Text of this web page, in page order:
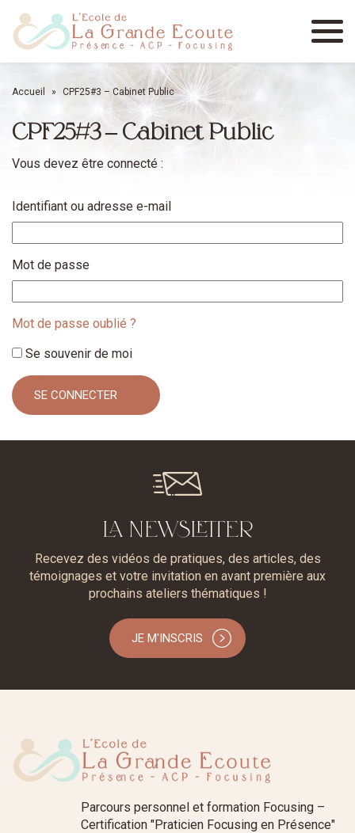
Menu
Accueil » CPF25#3 – Cabinet Public
CPF25#3 – Cabinet Public
Vous devez être connecté :
Identifiant ou adresse e-mail
Mot de passe
Mot de passe oublié ?
Se souvenir de moi
LA NEWSLETTER
Recevez des vidéos de pratiques, des articles, des
témoignages et votre invitation en avant première aux
prochains ateliers thématiques !
JE M'INSCRIS
Parcours personnel et formation Focusing –
Certification "Praticien Focusing en Présence"